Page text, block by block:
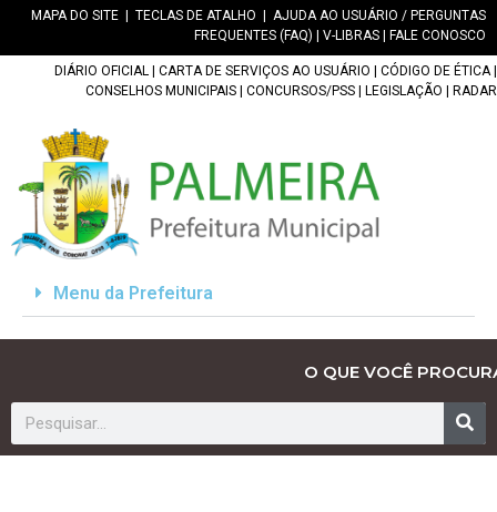
MAPA DO SITE TECLAS DE ATALHO
AJUDA AO USUÁRIO / PERGUNTAS
FREQUENTES (FAQ)
V-LIBRAS FALE CONOSCO
DIÁRIO OFICIAL CARTA DE SERVIÇOS AO USUÁRIO CÓDIGO DE ÉTICA|
CONSELHOS MUNICIPAIS
CONCURSOS/PSS LEGISLAÇÃO RADAR
Menu da Prefeitura
O QUE VOCÊ